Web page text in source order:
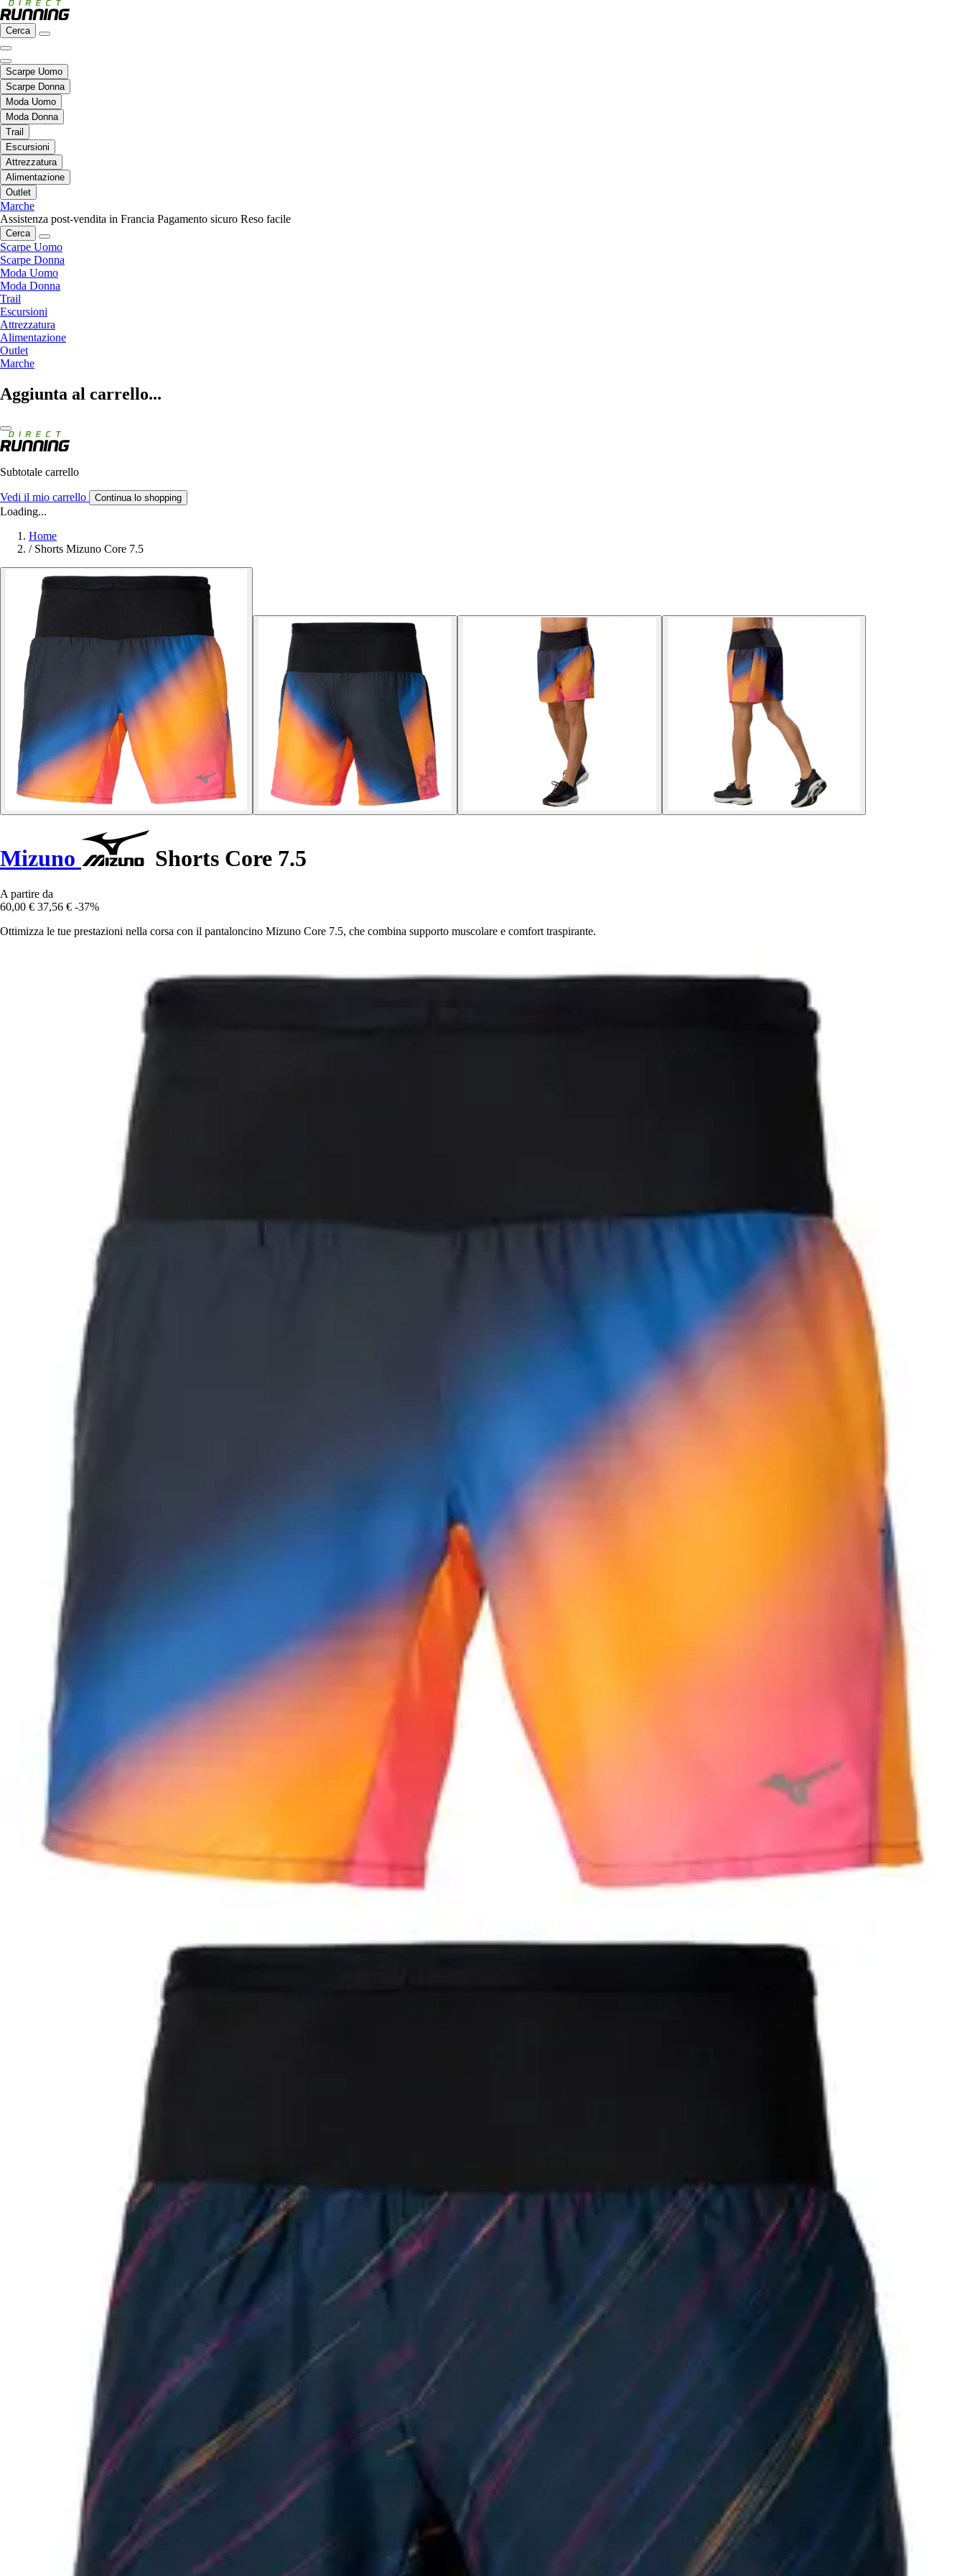
Cerca
Scarpe Uomo
Scarpe Donna
Moda Uomo
Moda Donna
Trail
Escursioni
Attrezzatura
Alimentazione
Outlet
Marche
Assistenza post-vendita in Francia Pagamento sicuro Reso facile
Cerca
Scarpe Uomo
Scarpe Donna
Moda Uomo
Moda Donna
Trail
Escursioni
Attrezzatura
Alimentazione
Outlet
Marche
Aggiunta al carrello...
Subtotale carrello
Vedi il mio carrello Continua lo shopping
Loading...
Home
/ Shorts Mizuno Core 7.5
Mizuno Shorts Core 7.5
A partire da
60,00 € 37,56 € -37%
Ottimizza le tue prestazioni nella corsa con il pantaloncino Mizuno Core 7.5, che combina supporto muscolare e comfort traspirante.